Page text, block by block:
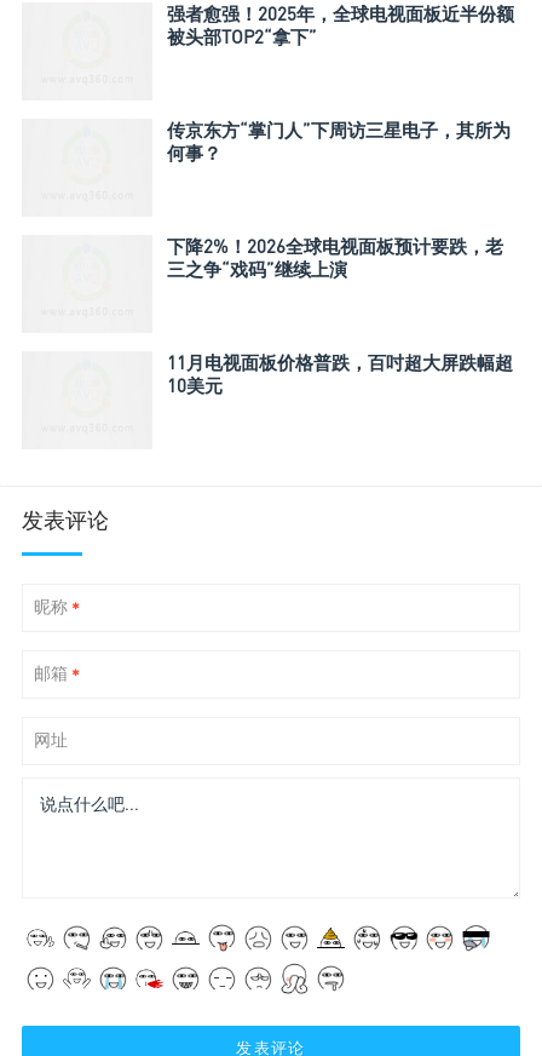
强者愈强！2025年，全球电视面板近半份额
被头部TOP2“拿下”
传京东方“掌门人”下周访三星电子，其所为
何事？
下降2%！2026全球电视面板预计要跌，老
三之争“戏码”继续上演
11月电视面板价格普跌，百吋超大屏跌幅超
10美元​
发表评论
昵称 *
邮箱 *
网址